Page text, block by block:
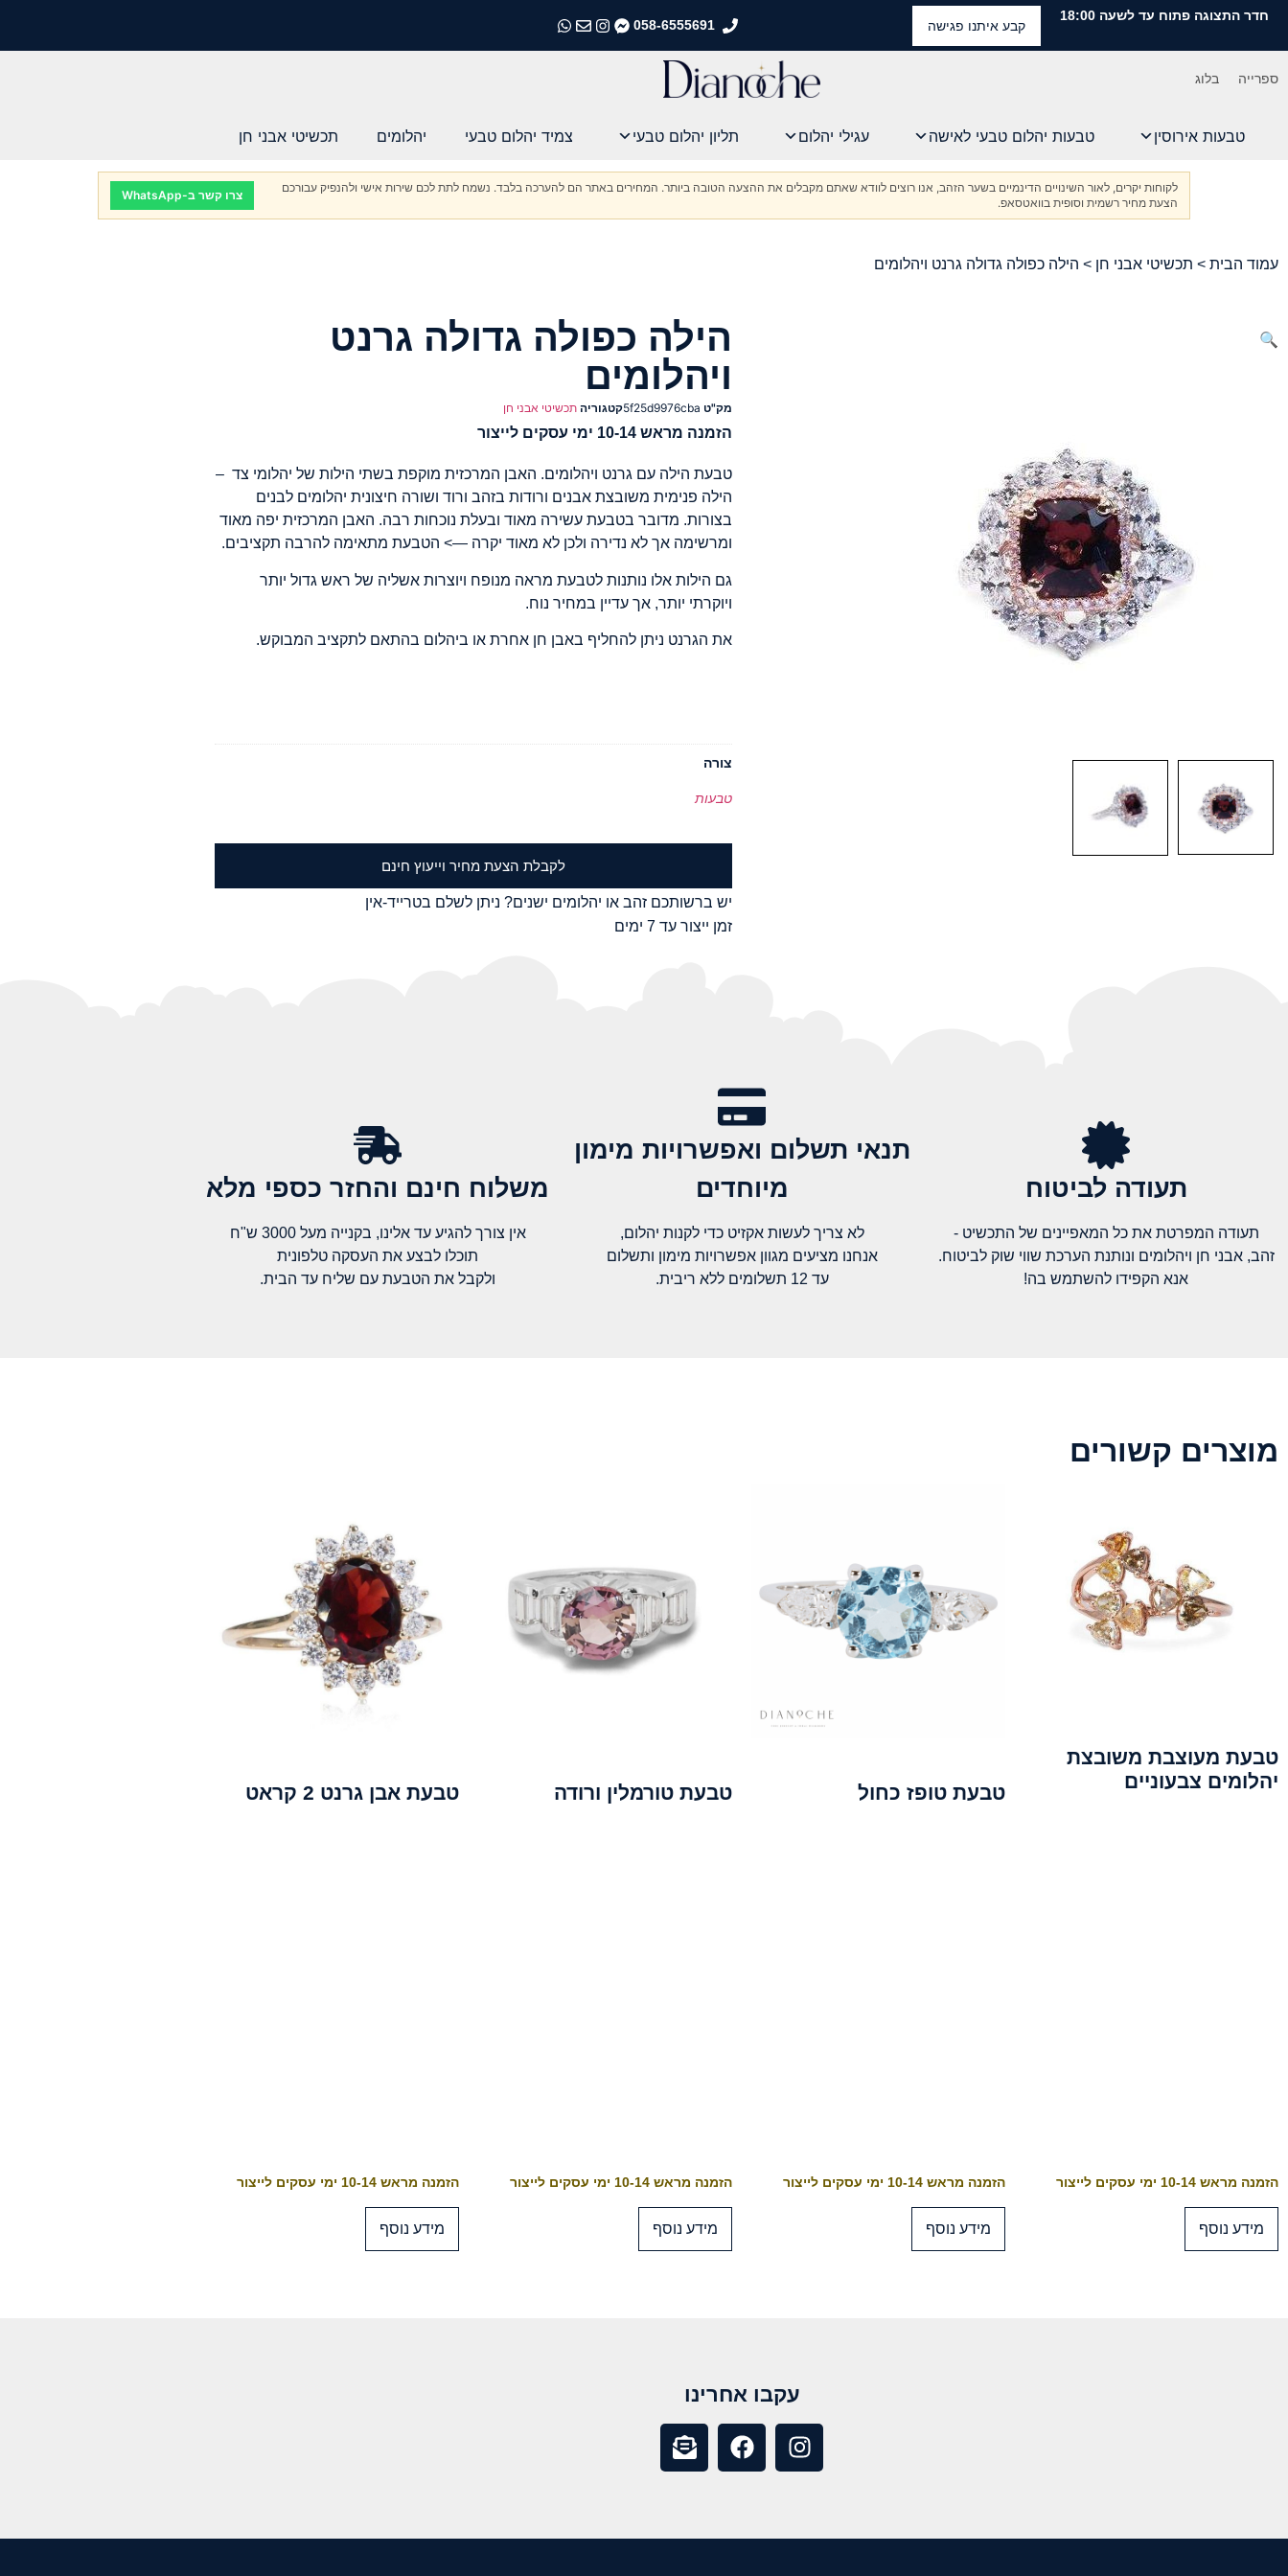
חדר התצוגה פתוח עד לשעה 18:00
קבע איתנו פגישה 058-6555691
התקשרו אלינו
התקשרו אלינו
התקשרו אלינו
התקשרו אלינו
ספרייה בלוג
טבעות אירוסין טבעות יהלום טבעי לאישה עגילי יהלום תליון יהלום טבעי צמיד יהלום טבעי יהלומים תכשיטי אבני חן
לקוחות יקרים, לאור השינויים הדינמיים בשער הזהב, אנו רוצים לוודא שאתם מקבלים את ההצעה הטובה ביותר. המחירים באתר הם להערכה בלבד. נשמח לתת לכם שירות אישי ולהנפיק עבורכם
הצעת מחיר רשמית וסופית בוואטסאפ.
צרו קשר ב-WhatsApp
עמוד הבית > תכשיטי אבני חן > הילה כפולה גדולה גרנט ויהלומים
🔍
הילה כפולה גדולה גרנט
ויהלומים
מק"ט 5f25d9976cbaקטגוריה תכשיטי אבני חן
הזמנה מראש 10-14 ימי עסקים לייצור
טבעת הילה עם גרנט ויהלומים. האבן המרכזית מוקפת בשתי הילות של יהלומי צד –
הילה פנימית משובצת אבנים ורודות בזהב ורוד ושורה חיצונית יהלומים לבנים
בצורות. מדובר בטבעת עשירה מאוד ובעלת נוכחות רבה. האבן המרכזית יפה מאוד
ומרשימה אך לא נדירה ולכן לא מאוד יקרה —> הטבעת מתאימה להרבה תקציבים.
גם הילות אלו נותנות לטבעת מראה מנופח ויוצרות אשליה של ראש גדול יותר
ויוקרתי יותר, אך עדיין במחיר נוח.
את הגרנט ניתן להחליף באבן חן אחרת או ביהלום בהתאם לתקציב המבוקש.
צורה
טבעות
לקבלת הצעת מחיר וייעוץ חינם
יש ברשותכם זהב או יהלומים ישנים? ניתן לשלם בטרייד-אין
זמן ייצור עד 7 ימים
תעודה לביטוח
תעודה המפרטת את כל המאפיינים של התכשיט -
זהב, אבני חן ויהלומים ונותנת הערכת שווי שוק לביטוח.
אנא הקפידו להשתמש בה!
תנאי תשלום ואפשרויות מימון
מיוחדים
לא צריך לעשות אקזיט כדי לקנות יהלום,
אנחנו מציעים מגוון אפשרויות מימון ותשלום
עד 12 תשלומים ללא ריבית.
משלוח חינם והחזר כספי מלא​
אין צורך להגיע עד אלינו, בקנייה מעל 3000 ש"ח
תוכלו לבצע את העסקה טלפונית
ולקבל את הטבעת עם שליח עד הבית.
מוצרים קשורים
טבעת מעוצבת משובצת
יהלומים צבעוניים
הזמנה מראש 10-14 ימי עסקים לייצור
מידע נוסף
טבעת טופז כחול
הזמנה מראש 10-14 ימי עסקים לייצור
מידע נוסף
טבעת טורמלין ורודה
הזמנה מראש 10-14 ימי עסקים לייצור
מידע נוסף
טבעת אבן גרנט 2 קראט
הזמנה מראש 10-14 ימי עסקים לייצור
מידע נוסף
עקבו אחרינו